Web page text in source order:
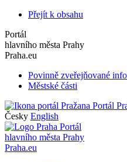
Přejít k obsahu
Portál
hlavního města Prahy
Praha.eu
Povinně zveřejňované
Městské části
Portál
Česky English
Portál
hlavního města Prahy
Praha.eu